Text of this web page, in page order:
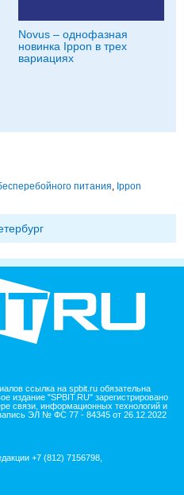
Novus – однофазная
новинка Ippon в трех
вариациях
питания Ippon
ссылка на spbit.ru обязательна
издание "SPBIT.RU" зарегистрировано
связи, информационных технологий и
ЭЛ № ФС 77 - 84345 от 26.12.2022
+7 (812) 7156798,